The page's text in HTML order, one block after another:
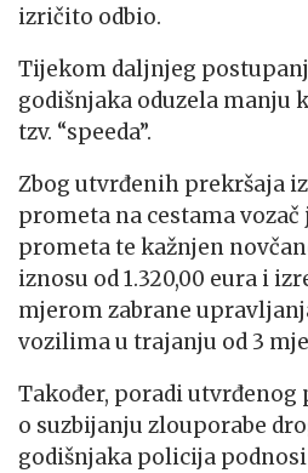
izričito odbio.
Tijekom daljnjeg
godišnjaka oduzela
tzv. “speeda”.
Zbog utvrđenih prekršaja
prometa na cestama
prometa te kažnjen
iznosu od 1.320,00 eura i
mjerom zabrane
vozilima u trajanju od 3
Također, poradi utvrđenog
o suzbijanju zlouporabe
godišnjaka policija